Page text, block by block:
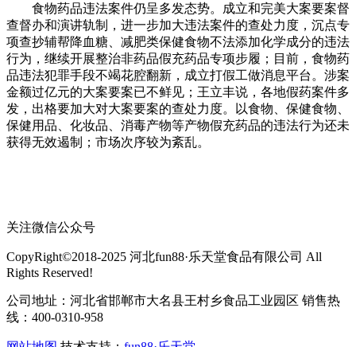
食物药品违法案件仍呈多发态势。成立和完美大案要案督
查督办和演讲轨制，进一步加大违法案件的查处力度，沉点专
项查抄辅帮降血糖、减肥类保健食物不法添加化学成分的违法
行为，继续开展整治非药品假充药品专项步履；目前，食物药
品违法犯罪手段不竭花腔翻新，成立打假工做消息平台。涉案
金额过亿元的大案要案已不鲜见；王立丰说，各地假药案件多
发，出格要加大对大案要案的查处力度。以食物、保健食物、
保健用品、化妆品、消毒产物等产物假充药品的违法行为还未
获得无效遏制；市场次序较为紊乱。
关注微信公众号
CopyRight©2018-2025 河北fun88·乐天堂食品有限公司 All
Rights Reserved!
公司地址：河北省邯郸市大名县王村乡食品工业园区 销售热
线：400-0310-958